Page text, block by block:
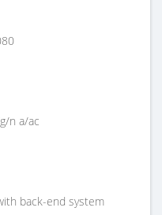
n a/ac
back-end system